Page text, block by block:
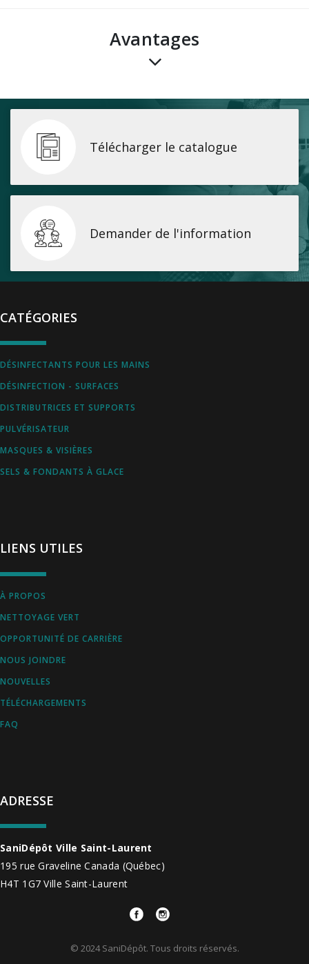
avantages
Télécharger le catalogue
Demander de l'information
ADRESSE
SaniDépôt Ville Saint-Laurent
195 rue Graveline Canada (Québec)
H4T 1G7Ville Saint-Laurent
© 2024 SaniDépôt. Tous droits réservés.
CATÉGORIES
DÉSINFECTANTS POUR LES MAINS
DÉSINFECTION - SURFACES
DISTRIBUTRICES ET SUPPORTS
PULVÉRISATEUR
MASQUES & VISIÈRES
SELS & FONDANTS À GLACE
LIENS UTILES
À PROPOS
NETTOYAGE VERT
OPPORTUNITÉ DE CARRIÈRE
NOUS JOINDRE
NOUVELLES
TÉLÉCHARGEMENTS
FAQ